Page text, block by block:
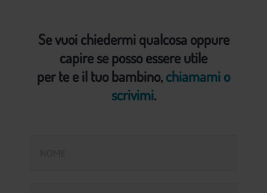
Se vuoi chiedermi qualcosa oppure
capire se posso essere utile
per te e il tuo bambino,chiamami o
scrivimi.